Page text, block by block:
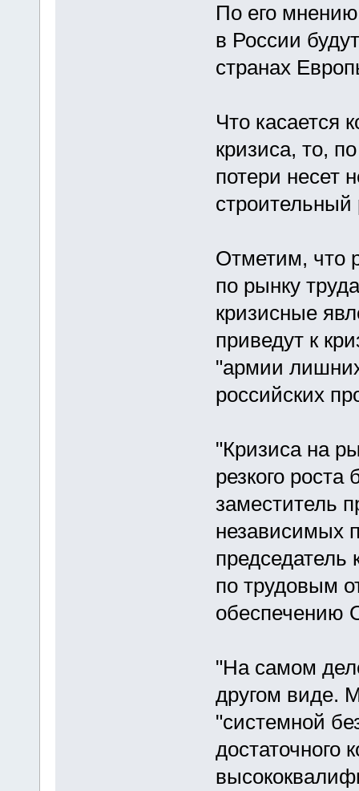
По его
в России
странах
Что касается
кризиса, то,
потери несет
строительный
Отметим, что
по рынку
кризисные
приведут к
"армии
российских
"Кризиса на
резкого
заместитель
независимых
по трудовым
обеспечению
"На самом
другом виде.
"системной
достаточного